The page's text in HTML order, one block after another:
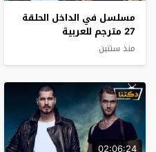
مسلسل في الداخل الحلقة
27 مترجم للعربية
منذ سنتين